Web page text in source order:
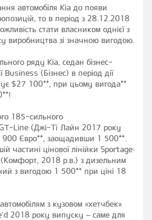
автомобіля Kia до появи
то в період з 28.12.2018
стати власником однієї з
зі значною вигодою.
ряду Kia, седан бізнес-
Business (Бізнес) в період дії
$27 100**, при цьому вигода**
185-сильного
Line (Джі-Ті Лайн 2017 року
Євро**, заощадивши 1 500**.
частині цінової лінійки Sportage:
(Комфорт, 2018 р.в.) з дизельним
з вигодою 1 500** при ціні 18
з кузовом «хетчбек»
2018 року випуску – саме для